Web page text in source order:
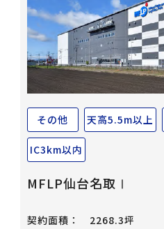
その他 天高5.5m以上
IC3km以内
MFLP仙台名取Ⅰ
契約面積：
2268.3坪